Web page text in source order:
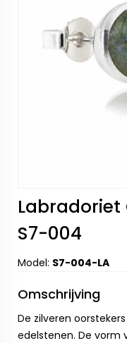
S7-004
Model: S7-004-LA
Omschrijving
De zilveren
edelstenen. De vorm